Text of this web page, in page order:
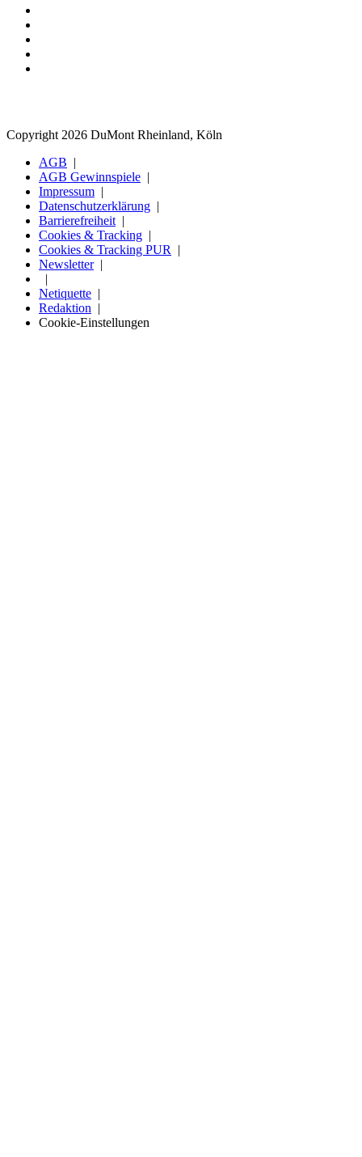
Copyright 2026 DuMont Rheinland, Köln
AGB
AGB Gewinnspiele
Impressum
Datenschutzerklärung
Barrierefreiheit
Cookies & Tracking
Cookies & Tracking PUR
Newsletter
Netiquette
Redaktion
Cookie-Einstellungen